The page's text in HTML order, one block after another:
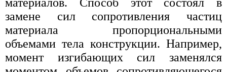
замене сил сопротивления частиц
материала пропорциональными
объемами тела конструкции. Например,
момент изгибающих сил заменялся